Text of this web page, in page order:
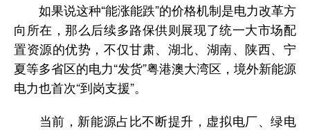
如果说这种“能涨能跌”的价格机制是电力改革方
向所在，那么后续多路保供则展现了统一大市场配
置资源的优势，不仅甘肃、湖北、湖南、陕西、宁
夏等多省区的电力“发货”粤港澳大湾区，境外新能源
电力也首次“到岗支援”。
当前，新能源占比不断提升，虚拟电厂、绿电